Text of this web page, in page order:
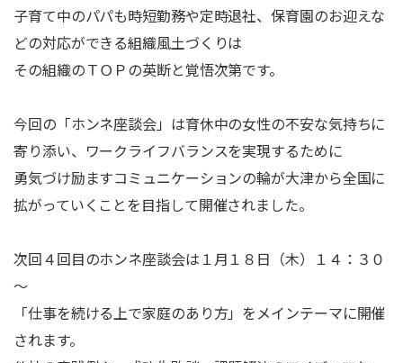
子育て中のパパも時短勤務や定時退社、保育園のお迎えな
どの対応ができる組織風土づくりは
その組織のＴＯＰの英断と覚悟次第です。
今回の「ホンネ座談会」は育休中の女性の不安な気持ちに
寄り添い、ワークライフバランスを実現するために
勇気づけ励ますコミュニケーションの輪が大津から全国に
拡がっていくことを目指して開催されました。
次回４回目のホンネ座談会は１月１８日（木）１４：３０
～
「仕事を続ける上で家庭のあり方」をメインテーマに開催
されます。